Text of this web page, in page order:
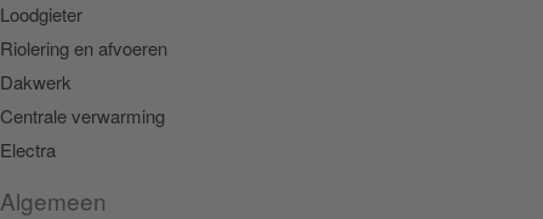
Loodgieter
Riolering en afvoeren
Dakwerk
Centrale verwarming
Electra
Algemeen